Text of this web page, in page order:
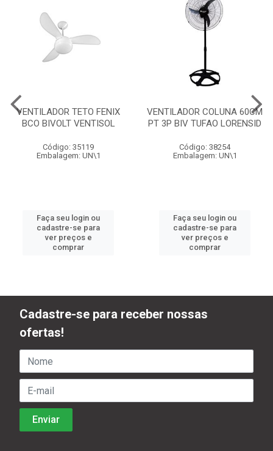
VENTILADOR TETO FENIX
BCO BIVOLT VENTISOL
Código: 35119
Embalagem: UN\1
Faça seu login ou
cadastre-se para
ver preços e
comprar
VENTILADOR COLUNA 60CM
PT 3P BIV TUFAO LORENSID
Código: 38254
Embalagem: UN\1
Faça seu login ou
cadastre-se para
ver preços e
comprar
Cadastre-se para receber nossas
ofertas!